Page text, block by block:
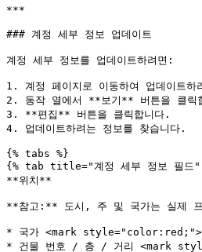
***
### 계정 세부 정보 업데이트
계정 세부 정보를 업데이트하려면:
1. 계정 페이지로 이동하여 업데이트하
2. 동작 열에서 **보기** 버튼을 클릭
3. **편집** 버튼을 클릭합니다.
4. 업데이트하려는 정보를 찾습니다.
{% tabs %}
{% tab title="계정 세부 정보 필드"
**위치**
**참고:** 도시, 주 및 국가는 실제 프
* 국가 <mark
* 건물 번호 / 층 / 거리 <mark